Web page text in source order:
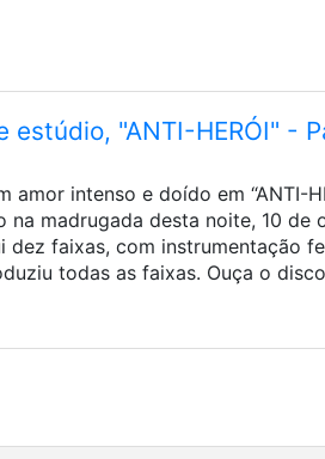
"ANTI-HERÓI" -
intenso e doído em “ANTI-
madrugada desta noite, 10 de
dez faixas, com instrumentação
todas as faixas. Ouça o